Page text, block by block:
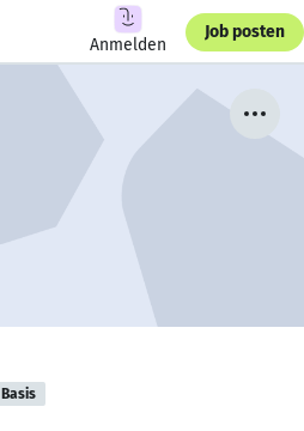
Anmelden
Job posten
Basis